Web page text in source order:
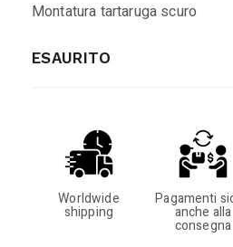
Montatura tartaruga scuro
ESAURITO
Worldwide
shipping
Pagamenti
anche alla
consegna